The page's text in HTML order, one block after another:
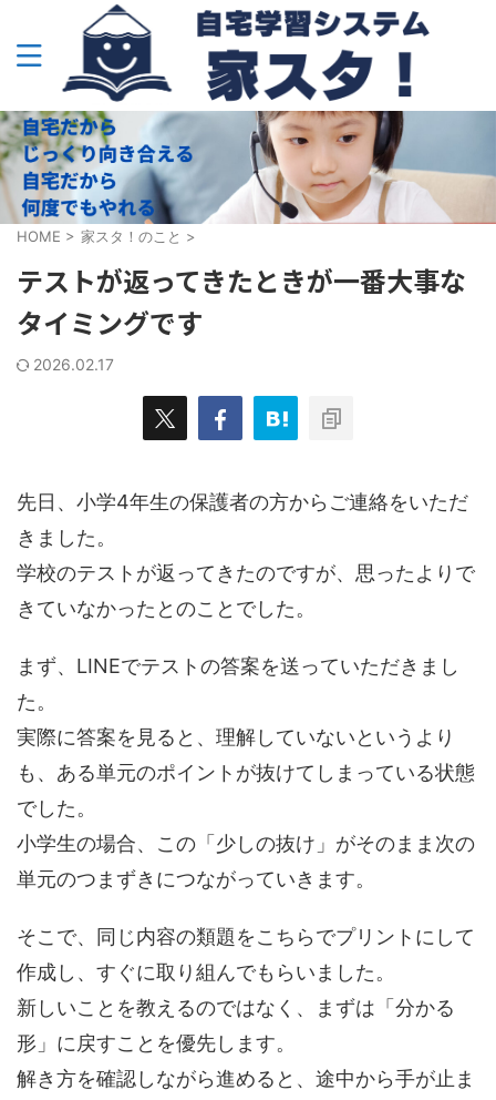
HOME > 家スタ！のこと >
テストが返ってきたときが一番大事な
タイミングです
2026.02.17
先日、小学4年生の保護者の方からご連絡をいただ
きました。
学校のテストが返ってきたのですが、思ったよりで
きていなかったとのことでした。
まず、LINEでテストの答案を送っていただきまし
た。
実際に答案を見ると、理解していないというより
も、ある単元のポイントが抜けてしまっている状態
でした。
小学生の場合、この「少しの抜け」がそのまま次の
単元のつまずきにつながっていきます。
そこで、同じ内容の類題をこちらでプリントにして
作成し、すぐに取り組んでもらいました。
新しいことを教えるのではなく、まずは「分かる
形」に戻すことを優先します。
解き方を確認しながら進めると、途中から手が止ま